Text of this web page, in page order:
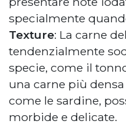
specialmente
Texture: La carne
tendenzialmente
specie, come il
una carne più
come le sardine,
morbide e delicate.